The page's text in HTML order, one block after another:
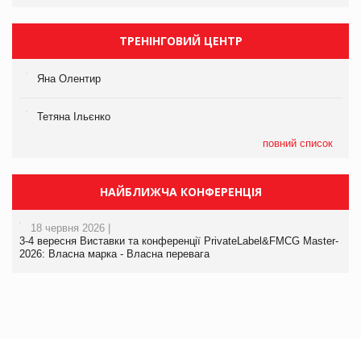
ТРЕНІНГОВИЙ ЦЕНТР
Яна Олентир
Тетяна Ільєнко
повний список
НАЙБЛИЖЧА КОНФЕРЕНЦІЯ
18 червня 2026 |
3-4 вересня Виставки та конференції PrivateLabel&FMCG Master-
2026: Власна марка - Власна перевага